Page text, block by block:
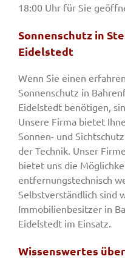
18:00 Uhr für Sie
Sonnenschutz in
Eidelstedt
Wenn Sie einen
Sonnenschutz in
Eidelstedt benötigen,
Unsere Firma bietet
Sonnen- und
der Technik. Unser
bietet uns die
entfernungstechnisch
Selbstverständlich sind
Immobilienbesitzer in
Eidelstedt im Einsatz.
Wissenswertes